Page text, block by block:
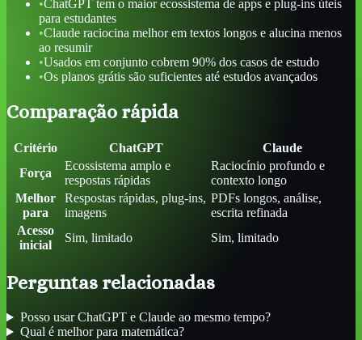
•ChatGPT tem o maior ecossistema de apps e plug-ins úteis
para estudantes
•Claude raciocina melhor em textos longos e alucina menos
ao resumir
•Usados em conjunto cobrem 90% dos casos de estudo
•Os planos grátis são suficientes até estudos avançados
Comparação rápida
Critério ChatGPT
Claude
Força
Ecossistema amplo e
respostas rápidas
Raciocínio profundo e
contexto longo
Melhor
para
Respostas rápidas, plug-ins,
imagens
PDFs longos, análise,
escrita refinada
Acesso
inicial
Sim, limitado Sim, limitado
Perguntas relacionadas
Posso usar ChatGPT e Claude ao mesmo tempo?
Qual é melhor para matemática?